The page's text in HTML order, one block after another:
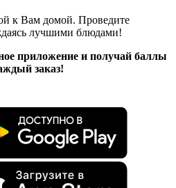
к Вам домой. Проведите
лучшими блюдами!
приложение и получай баллы
заказ!